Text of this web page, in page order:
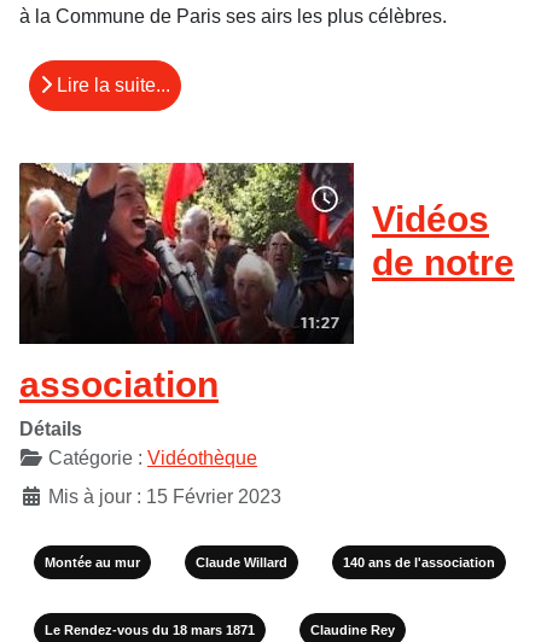
à la Commune de Paris ses airs les plus célèbres.
Lire la suite...
Vidéos
de notre
association
Détails
Catégorie : Vidéothèque
Mis à jour : 15 Février 2023
Montée au mur Claude Willard 140 ans de l'association
Le Rendez-vous du 18 mars 1871 Claudine Rey